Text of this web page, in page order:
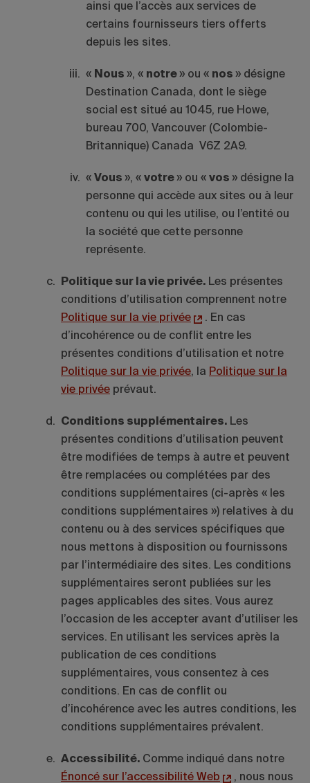
ainsi que l’accès aux services de
certains fournisseurs tiers offerts
depuis les sites.
« Nous », « notre» ou « nos » désigne
Destination Canada, dont le siège
social est situé au 1045, rue Howe,
bureau 700, Vancouver (Colombie-
Britannique) Canada V6Z 2A9.
« Vous », « votre» ou « vos » désigne la
personne qui accède aux sites ou à leur
contenu ou qui les utilise, ou l’entité ou
la société que cette personne
représente.
Politique sur la vie privée. Les présentes
conditions d’utilisation comprennent notre
Politique sur la vie privée
. En cas
d’incohérence ou de conflit entre les
présentes conditions d’utilisation et notre
Politique sur la vie privée, la Politique sur la
vie privée prévaut.
Conditions supplémentaires. Les
présentes conditions d’utilisation peuvent
être modifiées de temps à autre et peuvent
être remplacées ou complétées par des
conditions supplémentaires (ci-après « les
conditions supplémentaires ») relatives à du
contenu ou à des services spécifiques que
nous mettons à disposition ou fournissons
par l’intermédiaire des sites. Les conditions
supplémentaires seront publiées sur les
pages applicables des sites. Vous aurez
l’occasion de les accepter avant d’utiliser les
services. En utilisant les services après la
publication de ces conditions
supplémentaires, vous consentez à ces
conditions. En cas de conflit ou
d’incohérence avec les autres conditions, les
conditions supplémentaires prévalent.
Accessibilité. Comme indiqué dans notre
Énoncé sur l’accessibilité Web
, nous nous